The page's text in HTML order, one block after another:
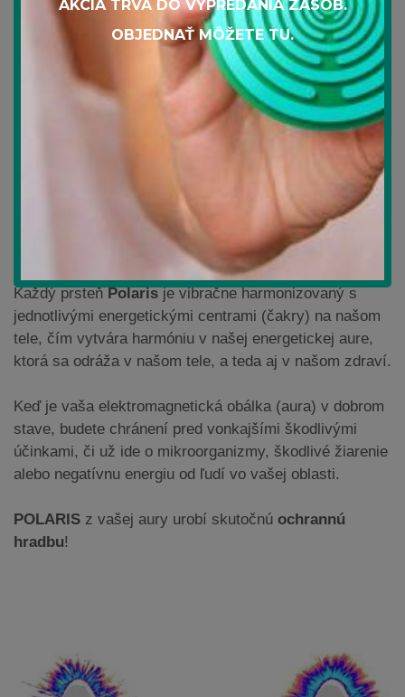
POLARISpracuje na princípe antény, ktorá
zhromažďuje kozmickú (životnú) energiu (prana) a
smeruje ju do buniek, povzbudzuje ich k regenerácii a
normálnej práci.
Rovnako efektívne pôsobí na cekový živý svet, vrátane
Každý prsteňPolarisje vibračne harmonizovaný s
jednotlivými energetickými centrami (čakry) na našom
tele, čím vytvára harmóniu v našej energetickej aure,
ktorá sa odráža v našom tele, a teda aj v našom zdraví.
Keď je vaša elektromagnetická obálka (aura) v dobrom
stave, budete chránení pred vonkajšími škodlivými
účinkami, či už ide o mikroorganizmy, škodlivé žiarenie
alebo negatívnu energiu od ľudí vo vašej oblasti.
POLARIS z vašej aury urobí skutočnú ochrannú
hradbu!
AKCIA TRVÁ DO VYPREDANIA ZÁSOB.
OBJEDNAŤ MÔŽETETU.